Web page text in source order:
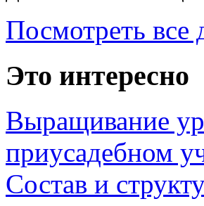
Посмотреть все
Это интересно
Выращивание
приусадебном
Состав и